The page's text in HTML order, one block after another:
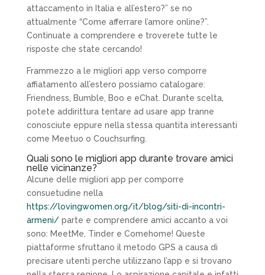
attaccamento in Italia e all’estero?” se no
attualmente “Come afferrare l’amore online?”.
Continuate a comprendere e troverete tutte le
risposte che state cercando!
Frammezzo a le migliori app verso comporre
affiatamento all’estero possiamo catalogare:
Friendness, Bumble, Boo e eChat. Durante scelta,
potete addirittura tentare ad usare app tranne
conosciute eppure nella stessa quantita interessanti
come Meetuo o Couchsurfing.
Quali sono le migliori app durante trovare amici
nelle vicinanze?
Alcune delle migliori app per comporre
consuetudine nella
https://lovingwomen.org/it/blog/siti-di-incontri-
armeni/parte e comprendere amici accanto a voi
sono: MeetMe, Tinder e Comehome! Queste
piattaforme sfruttano il metodo GPS a causa di
precisare utenti perche utilizzano l’app e si trovano